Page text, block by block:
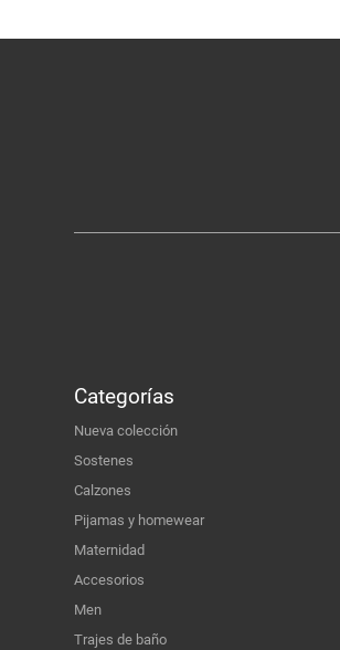
Categorías
Nueva colección
Sostenes
Calzones
Pijamas y homewear
Maternidad
Accesorios
Men
Trajes de baño